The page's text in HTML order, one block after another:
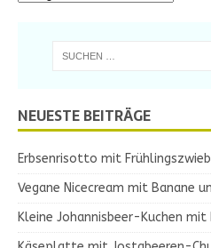
NEUESTE BEITRÄGE
Erbsenrisotto mit
Vegane Nicecream mit Banane
Kleine Johannisbeer-Kuchen mit